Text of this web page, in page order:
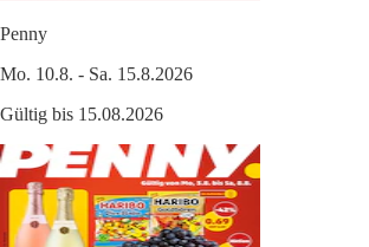
Penny
Mo. 10.8. - Sa. 15.8.2026
Gültig bis 15.08.2026